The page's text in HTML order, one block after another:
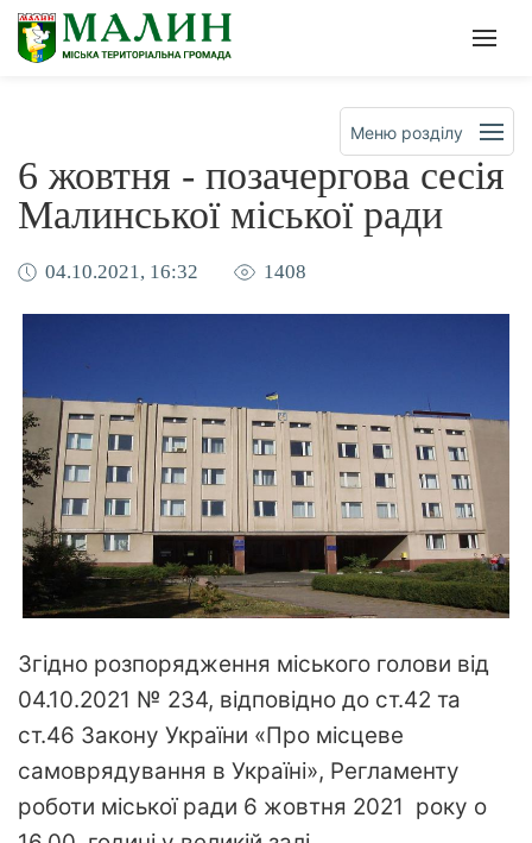
Офіційна сторінка
Меню розділу
6 жовтня - позачергова сесія
Малинської міської ради
04.10.2021, 16:32 1408
Згідно розпорядження міського голови від
04.10.2021 № 234, відповідно до ст.42 та
ст.46 Закону України «Про місцеве
самоврядування в Україні», Регламенту
роботи міської ради 6 жовтня 2021 року о